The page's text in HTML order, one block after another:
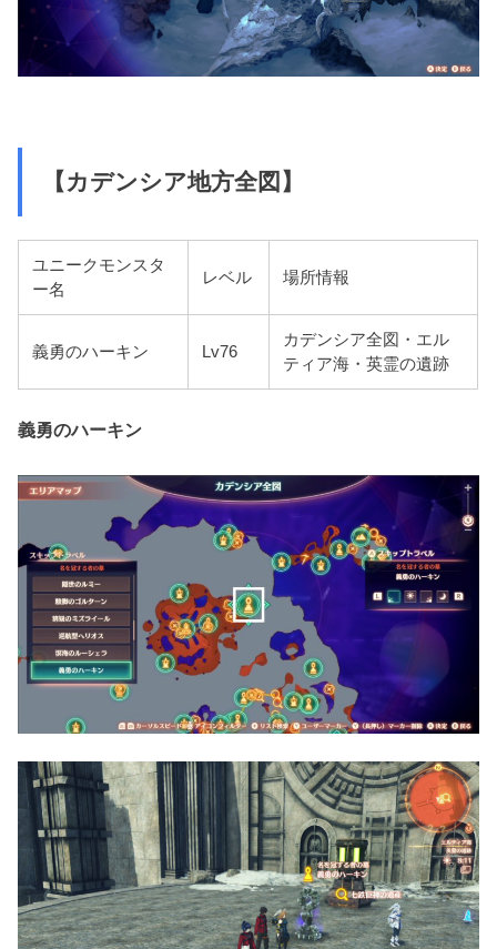
【カデンシア地方全図】
ユニークモンスタ
ー名
レベル 場所情報
義勇のハーキン Lv76
カデンシア全図・エル
ティア海・英霊の遺跡
義勇のハーキン